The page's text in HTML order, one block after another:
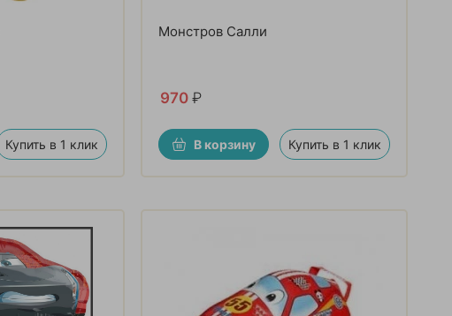
Купить в 1 клик
Монстров Салли
970 ₽
В корзину Купить в 1 клик